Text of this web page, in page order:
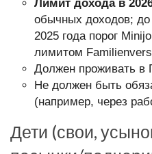
Лимит дохода в
обычных доходов; до
2025 года порог
лимитом
Должен проживать в
Не должен быть
(например, через
Дети (свои,